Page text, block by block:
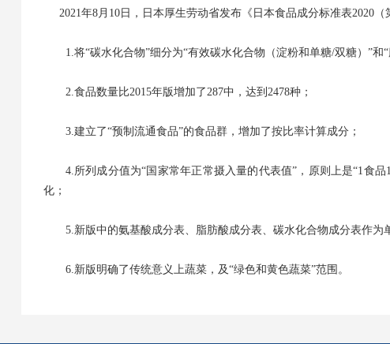
2021年8月10日，日本厚生劳动省发布《日本食品成分标准表2020（
1.将“碳水化合物”细分为“有效碳水化合物（淀粉和单糖/双糖）”和“
2.食品数量比2015年版增加了287中，达到2478种；
3.建立了“预制流通食品”的食品群，增加了按比率计算成分；
4.所列成分值为“国家常年正常摄入量的代表值”，原则上是“1食品
化；
5.新版中的氨基酸成分表、脂肪酸成分表、碳水化合物成分表作为
6.新版明确了传统意义上蔬菜，及“绿色和黄色蔬菜”范围。